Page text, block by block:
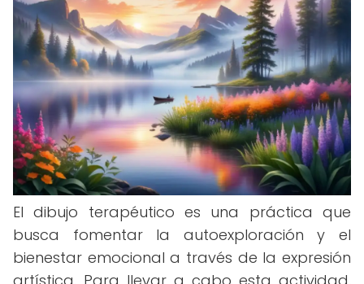
El dibujo terapéutico es una práctica que
busca fomentar la autoexploración y el
bienestar emocional a través de la expresión